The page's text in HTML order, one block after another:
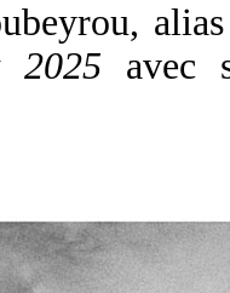
2025 avec